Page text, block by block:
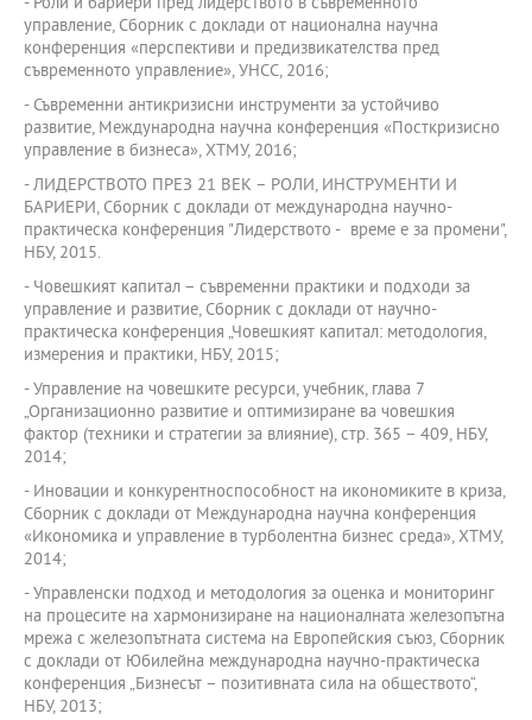
управление, Сборник с доклади от национална научна
конференция «перспективи и предизвикателства пред
съвременното управление», УНСС, 2016;
- Съвременни антикризисни инструменти за устойчиво
развитие, Международна научна конференция «Посткризисно
управление в бизнеса», ХТМУ, 2016;
- ЛИДЕРСТВОТО ПРЕЗ 21 ВЕК – РОЛИ, ИНСТРУМЕНТИ И
БАРИЕРИ, Сборник с доклади от международна научно-
практическа конференция "Лидерството - време е за промени",
НБУ, 2015.
- Човешкият капитал – съвременни практики и подходи за
управление и развитие, Сборник с доклади от научно-
практическа конференция „Човешкият капитал: методология,
измерения и практики, НБУ, 2015;
- Управление на човешките ресурси, учебник, глава 7
„Организационно развитие и оптимизиране ва човешкия
фактор (техники и стратегии за влияние), стр. 365 – 409, НБУ,
2014;
- Иновации и конкурентноспособност на икономиките в криза,
Сборник с доклади от Международна научна конференция
«Икономика и управление в турболентна бизнес среда», ХТМУ,
2014;
- Управленски подход и методология за оценка и мониторинг
на процесите на хармонизиране на националната железопътна
мрежа с железопътната система на Европейския съюз, Сборник
с доклади от Юбилейна международна научно-практическа
конференция „Бизнесът – позитивната сила на обществото“,
НБУ, 2013;